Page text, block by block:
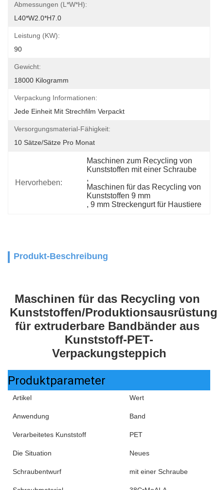
Abmessungen (L*W*H):
L40*W2.0*H7.0
Leistung (kW):
90
Gewicht:
18000 Kilogramm
Verpackung Informationen:
Jede Einheit Mit Strechfilm Verpackt
Versorgungsmaterial-Fähigkeit:
10 Sätze/Sätze Pro Monat
Hervorheben:
Maschinen zum Recycling von
Kunststoffen mit einer Schraube
,
Maschinen für das Recycling von
Kunststoffen 9 mm
, 9 mm Streckengurt für Haustiere
Produkt-Beschreibung
Maschinen für das Recycling von
Kunststoffen/Produktionsausrüstung
für extruderbare Bandbänder aus
Kunststoff-PET-
Verpackungsteppich
Produktparameter
Artikel Wert
Anwendung Band
Verarbeitetes Kunststoff PET
Die Situation Neues
Schraubentwurf mit einer Schraube